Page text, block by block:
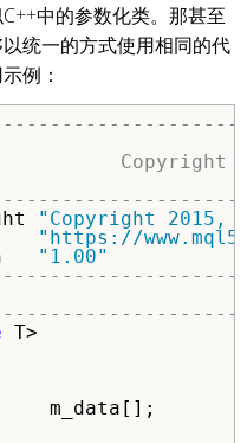
中的参数化类。那甚至
统一的方式使用相同的代
例：
"Copyright 2015,
"https://
"1.00"
m_data[];